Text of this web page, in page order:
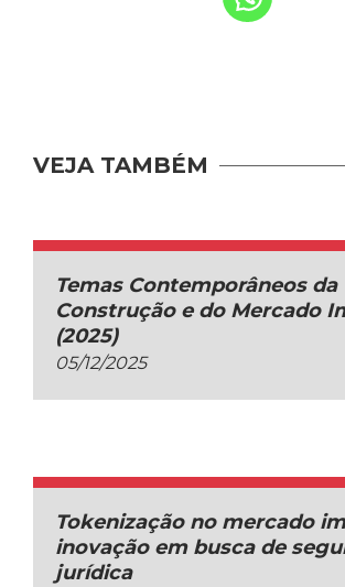
VEJA TAMBÉM
Temas Contemporâneos da
Construção e do Mercado
(2025)
05/12/2025
Tokenização no mercado
inovação em busca de
jurídica